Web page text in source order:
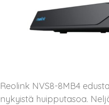
Reolink NVS8-8MB4
nykyistä huipputasoa.